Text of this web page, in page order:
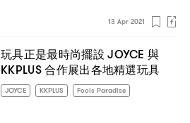
13 Apr 2021
玩具正是最時尚擺設 JOYCE與
KKPLUS合作展出各地精選玩具
JOYCE KKPLUS Fools Paradise